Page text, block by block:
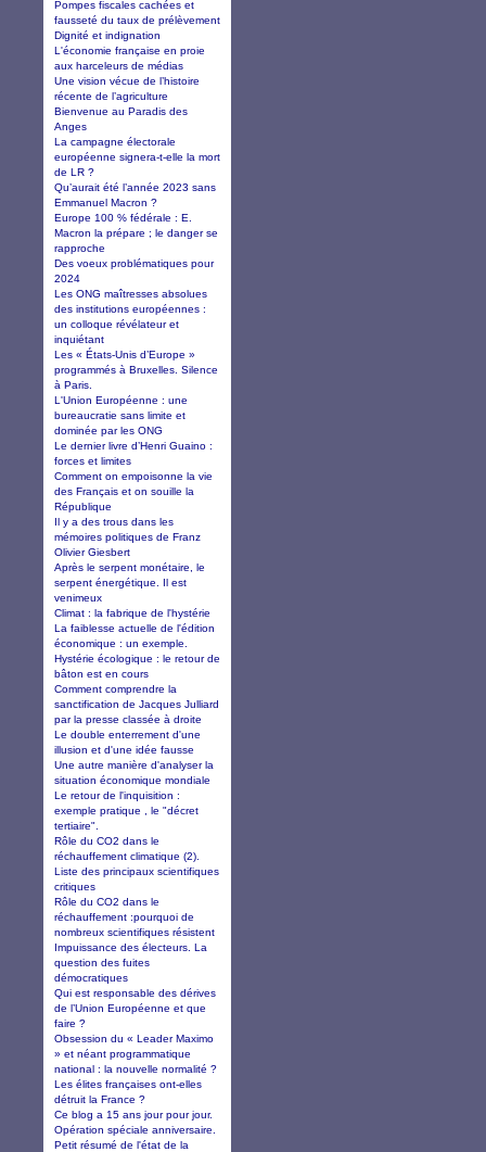
Pompes fiscales cachées et
fausseté du taux de prélèvement
Dignité et indignation
L'économie française en proie
aux harceleurs de médias
Une vision vécue de l’histoire
récente de l’agriculture
Bienvenue au Paradis des
Anges
La campagne électorale
européenne signera-t-elle la mort
de LR ?
Qu’aurait été l’année 2023 sans
Emmanuel Macron ?
Europe 100 % fédérale : E.
Macron la prépare ; le danger se
rapproche
Des voeux problématiques pour
2024
Les ONG maîtresses absolues
des institutions européennes :
un colloque révélateur et
inquiétant
Les « États-Unis d’Europe »
programmés à Bruxelles. Silence
à Paris.
L'Union Européenne : une
bureaucratie sans limite et
dominée par les ONG
Le dernier livre d’Henri Guaino :
forces et limites
Comment on empoisonne la vie
des Français et on souille la
République
Il y a des trous dans les
mémoires politiques de Franz
Olivier Giesbert
Après le serpent monétaire, le
serpent énergétique. Il est
venimeux
Climat : la fabrique de l'hystérie
La faiblesse actuelle de l'édition
économique : un exemple.
Hystérie écologique : le retour de
bâton est en cours
Comment comprendre la
sanctification de Jacques Julliard
par la presse classée à droite
Le double enterrement d'une
illusion et d'une idée fausse
Une autre manière d'analyser la
situation économique mondiale
Le retour de l'inquisition :
exemple pratique , le "décret
tertiaire".
Rôle du CO2 dans le
réchauffement climatique (2).
Liste des principaux scientifiques
critiques
Rôle du CO2 dans le
réchauffement :pourquoi de
nombreux scientifiques résistent
Impuissance des électeurs. La
question des fuites
démocratiques
Qui est responsable des dérives
de l’Union Européenne et que
faire ?
Obsession du « Leader Maximo
» et néant programmatique
national : la nouvelle normalité ?
Les élites françaises ont-elles
détruit la France ?
Ce blog a 15 ans jour pour jour.
Opération spéciale anniversaire.
Petit résumé de l'état de la